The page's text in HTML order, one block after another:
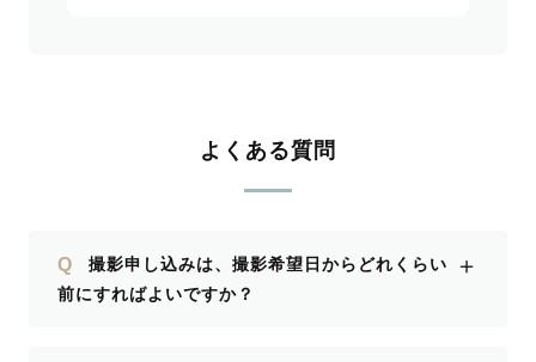
よくある質問
Q
撮影申し込みは、撮影希望日からどれくらい
前にすればよいですか？
＋